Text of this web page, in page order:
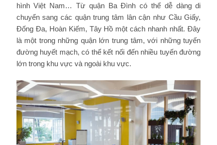
hình Việt Nam… Từ quận Ba Đình có thể dễ dàng di
chuyển sang các quận trung tâm lân cận như Cầu Giấy,
Đống Đa, Hoàn Kiếm, Tây Hồ một cách nhanh nhất. Đây
là một trong những quận lớn trung tâm, với những tuyến
đường huyết mạch, có thể kết nối đến nhiều tuyến đường
lớn trong khu vực và ngoài khu vực.